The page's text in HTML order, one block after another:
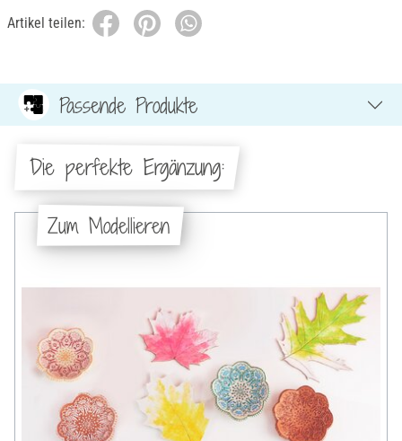
Artikel teilen:
Passende Produkte
Die perfekte Ergänzung:
Zum Modellieren